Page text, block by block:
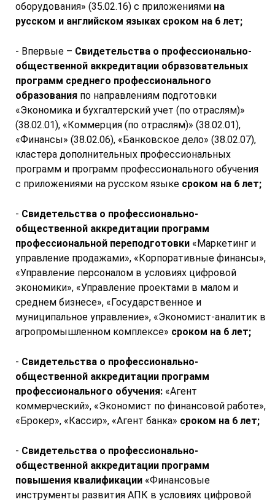
оборудования» (35.02.16) с приложениями на
русском и английском языках сроком на 6 лет;
- Впервые – Свидетельства о профессионально-
общественной аккредитации образовательных
программ среднего профессионального
образования по направлениям подготовки
«Экономика и бухгалтерский учет (по отраслям)»
(38.02.01), «Коммерция (по отраслям)» (38.02.01),
«Финансы» (38.02.06), «Банковское дело» (38.02.07),
кластера дополнительных профессиональных
программ и программ профессионального обучения
с приложениями на русском языке сроком на 6 лет;
- Свидетельства о профессионально-
общественной аккредитации программ
профессиональной переподготовки «Маркетинг и
управление продажами», «Корпоративные финансы»,
«Управление персоналом в условиях цифровой
экономики», «Управление проектами в малом и
среднем бизнесе», «Государственное и
муниципальное управление», «Экономист-аналитик в
агропромышленном комплексе» сроком на 6 лет;
- Свидетельства о профессионально-
общественной аккредитации программ
профессионального обучения: «Агент
коммерческий», «Экономист по финансовой работе»,
«Брокер», «Кассир», «Агент банка» сроком на 6 лет;
- Свидетельства о профессионально-
общественной аккредитации программ
повышения квалификации «Финансовые
инструменты развития АПК в условиях цифровой